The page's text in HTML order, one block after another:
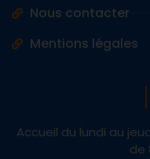
Nous contacter
Mentions légales
Accueil du lundi au
de